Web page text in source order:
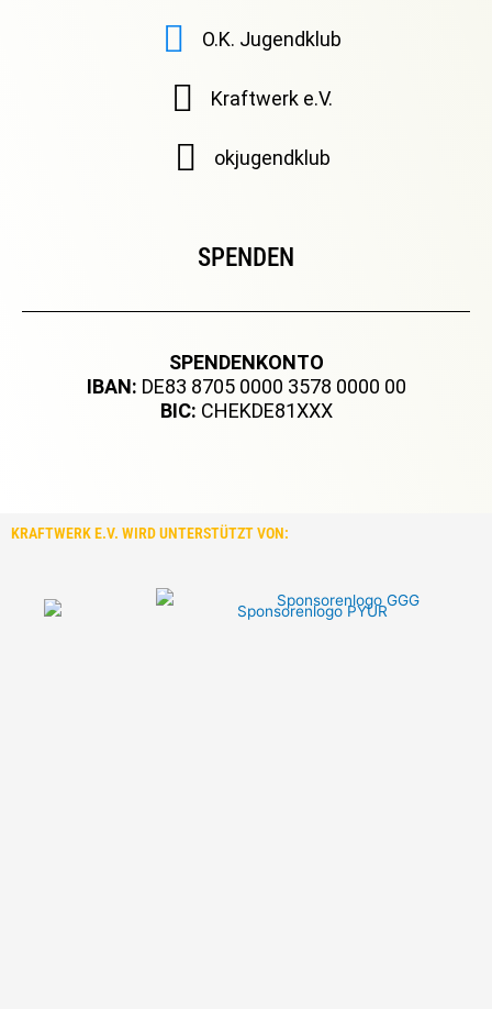
O.K. Jugendklub
Kraftwerk e.V.
okjugendklub
SPENDEN
SPENDENKONTO
IBAN: DE83 8705 0000 3578 0000 00
BIC: CHEKDE81XXX
KRAFTWERK E.V. WIRD UNTERSTÜTZT VON: